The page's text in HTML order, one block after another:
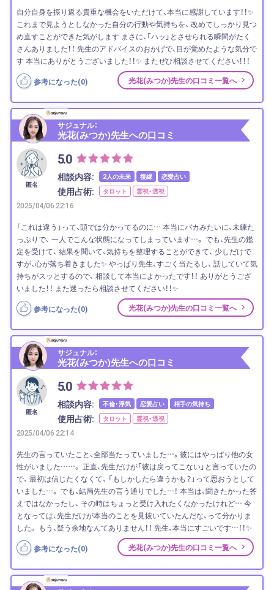
自分自身を振り返る貴重な機会をいただけて、本当に感謝しています！！✨
これまで見ようとしなかった自分の行動や気持ちを、 改めてしっかり見つ
め直すことができた気がします まさに、「ハッ」とさせられる瞬間がたく
さんありました！！ 先生のアドバイスのおかげで、目が覚めたような気分で
す 本当にありがとうございました！！✨ またぜひ相談させてください！！！
参考になった(0) 光花(みつか)先生の口コミ一覧へ
サジュナル：
光花(みつか)先生への口コミ
匿名
5.0
相談内容: 2人の未来 復縁 恋愛占い
使用占術: タロット 霊視・透視
2025/04/06 22:16
「これは違う」って、頭では分かってるのに… 本当にバカみたいに、未練た
っぷりで、 一人でこんな状態になってしまっています…。 でも、先生の鑑
定を受けて、 結果を聞いて、気持ちを整理することができて、 少しだけで
すが、心が落ち着きました✨ やっぱり先生、すごく当たるし、 話していて気
持ちがスッとするので、 相談して本当によかったです！！ ありがとうござ
いました！！ また迷ったら相談させてください！！✨
参考になった(0) 光花(みつか)先生の口コミ一覧へ
サジュナル：
光花(みつか)先生への口コミ
匿名
5.0
相談内容: 不倫・浮気 恋愛占い 相手の気持ち
使用占術: タロット 霊視・透視
2025/04/06 22:14
先生の言っていたこと、全部当たっていました…。彼にはやっぱり他の女
性がいました……。 正直、先生だけが「彼は戻ってこない」と言っていたの
で、 最初は信じたくなくて、 「もしかしたら違うかも？」って思おうとして
いました…。 でも、結局先生の言う通りでした…！ 本当は、聞きたかった答
えではなかったし、 その時はちょっと受け入れたくなかったけれど… 今
となっては、先生だけが本当のことを見抜いていたんだな、って分かりま
した。 もう、疑う余地なんてありません！！ 先生、本当にすごいです…！！✨
参考になった(0) 光花(みつか)先生の口コミ一覧へ